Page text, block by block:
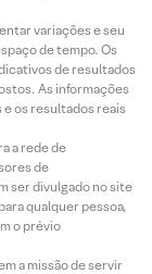
variações e seu
de tempo. Os
de resultados
As informações
e os resultados reais
a rede de
de
ser divulgado no site
qualquer pessoa,
o prévio
a missão de servir